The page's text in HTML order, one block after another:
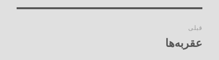
نوشته‌ها
قبلی
نوشته
عقربه‌ها